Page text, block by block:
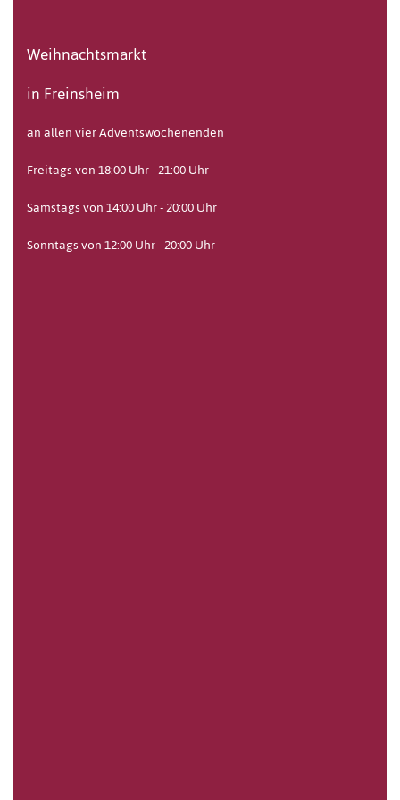
Weihnachtsmarkt
in Freinsheim
an allen vier Adventswochenenden
Freitags von 18:00 Uhr - 21:00 Uhr
Samstags von 14:00 Uhr - 20:00 Uhr
Sonntags von 12:00 Uhr - 20:00 Uhr